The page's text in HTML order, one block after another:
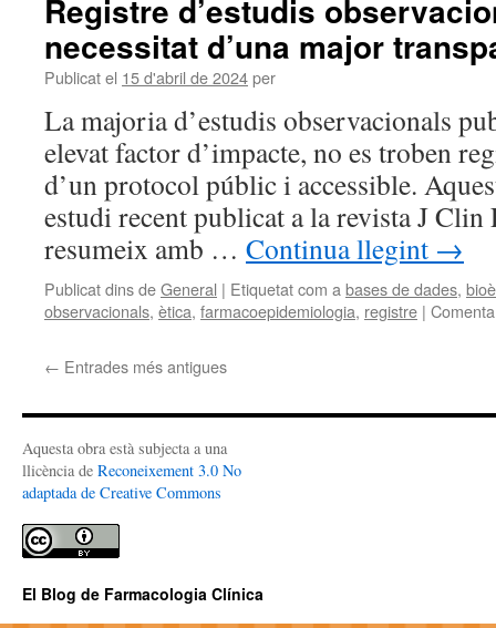
Registre d’estudis
necessitat d’una major
Publicat el 15 d'abril de 2024per
La majoria d’estudis observacionals
elevat factor d’impacte, no es troben
d’un protocol públic i accessible.
estudi recent publicat a la revista J
resumeix amb … Continua llegint →
Publicat dins deGeneral | Etiquetat com a bases de dades,
observacionals, ètica, farmacoepidemiologia, registre |
← Entrades més antigues
Aquesta obra està subjecta a una
llicència de Reconeixement 3.0 No
adaptada de Creative Commons
El Blog de Farmacologia Clínica